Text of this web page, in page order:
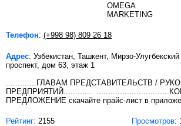
Телефон: (+998 98) 809 26 18
Адрес: Узбекистан, Ташкент, Мирзо-
проспект, дом 63, этаж 1
.............ГЛАВАМ ПРЕДСТАВИТЕЛЬСТВ /
ПРЕДПРИЯТИЙ............
ПРЕДЛОЖЕНИЕ скачайте прайс-лист в
Рейтинг: 2155 Просмотров: